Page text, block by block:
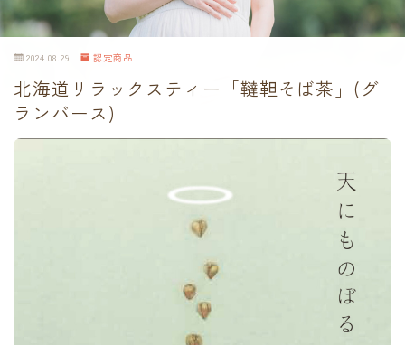
2024.08.29 認定商品
北海道リラックスティー「韃靼そば茶」(グ
ランバース)